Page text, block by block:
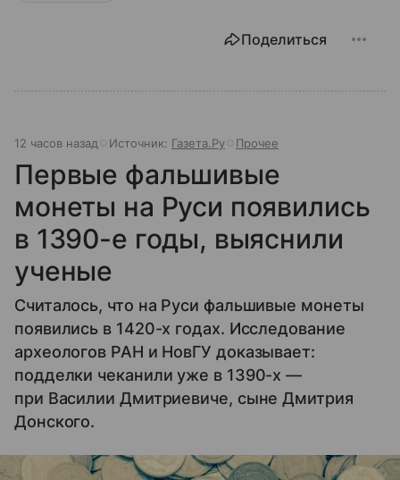
Поделиться
12 часов назад Источник: Газета.Ру Прочее
Первые фальшивые
монеты на Руси появились
в 1390-е годы, выяснили
ученые
Считалось, что на Руси фальшивые монеты
появились в 1420-х годах. Исследование
археологов РАН и НовГУ доказывает:
подделки чеканили уже в 1390-х —
при Василии Дмитриевиче, сыне Дмитрия
Донского.